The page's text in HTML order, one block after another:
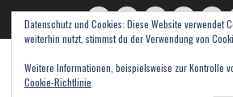
TwitterE-
Mail
Feed
read books and
Datenschutz und Cookies: Diese Website verwendet
weiterhin nutzt, stimmst du der Verwendung von
Weitere Informationen, beispielsweise zur Kontrolle
Cookie-Richtlinie